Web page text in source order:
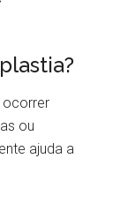
ocorrer
ou
ajuda a